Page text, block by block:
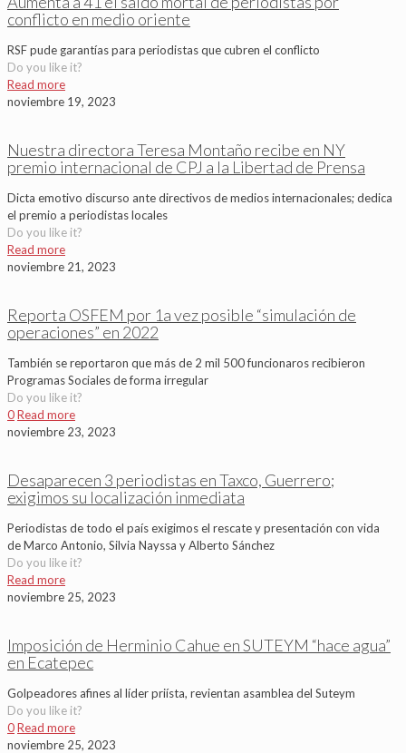
conflicto en medio oriente
RSF pude garantías para periodistas que cubren el conflicto
Do you like it?
Read more
noviembre 19, 2023
Nuestra directora Teresa Montaño recibe en NY
premio internacional de CPJ a la Libertad de Prensa
Dicta emotivo discurso ante directivos de medios internacionales; dedica
el premio a periodistas locales
Do you like it?
Read more
noviembre 21, 2023
Reporta OSFEM por 1a vez posible “simulación de
operaciones” en 2022
También se reportaron que más de 2 mil 500 funcionaros recibieron
Programas Sociales de forma irregular
Do you like it?
0Read more
noviembre 23, 2023
Desaparecen 3 periodistas en Taxco, Guerrero;
exigimos su localización inmediata
Periodistas de todo el país exigimos el rescate y presentación con vida
de Marco Antonio, Silvia Nayssa y Alberto Sánchez
Do you like it?
Read more
noviembre 25, 2023
Imposición de Herminio Cahue en SUTEYM “hace agua”
en Ecatepec
Golpeadores afines al líder priísta, revientan asamblea del Suteym
Do you like it?
0Read more
noviembre 25, 2023